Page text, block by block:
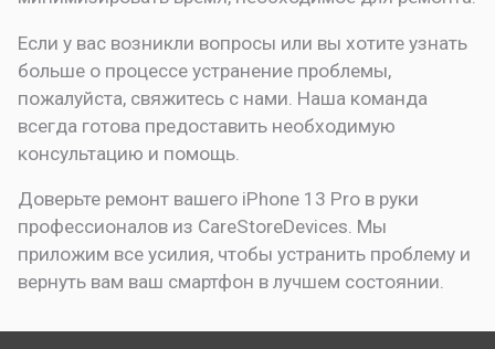
Если у вас возникли вопросы или вы хотите узнать
больше о процессе устранение проблемы,
пожалуйста, свяжитесь с нами. Наша команда
всегда готова предоставить необходимую
консультацию и помощь.
Доверьте ремонт вашего iPhone 13 Pro в руки
профессионалов из CareStoreDevices. Мы
приложим все усилия, чтобы устранить проблему и
вернуть вам ваш смартфон в лучшем состоянии.